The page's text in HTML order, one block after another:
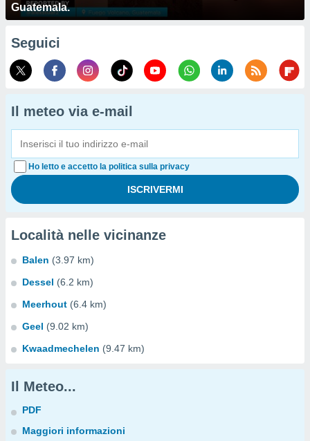
Guatemala.
Seguici
Il meteo via e-mail
Ho letto e accetto la politica sulla privacy
Località nelle vicinanze
Balen (3.97 km)
Dessel (6.2 km)
Meerhout (6.4 km)
Geel (9.02 km)
Kwaadmechelen (9.47 km)
Il Meteo...
PDF
Maggiori informazioni